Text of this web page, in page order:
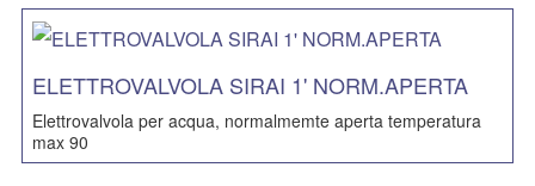
ELETTROVALVOLA SIRAI 1' NORM.APERTA
Elettrovalvola per acqua, normalmemte aperta temperatura
max 90